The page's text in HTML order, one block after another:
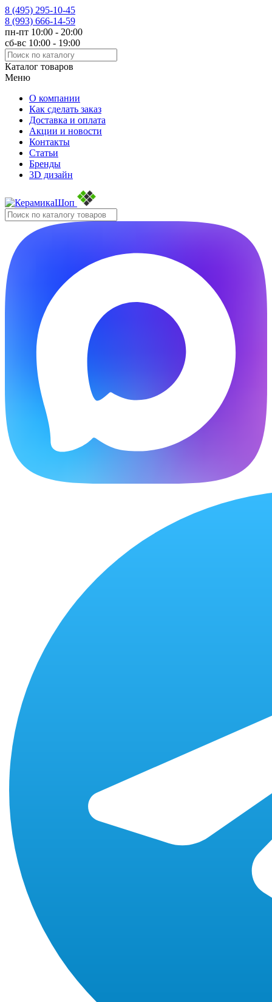
8 (495) 295-10-45
8 (993) 666-14-59
пн-пт 10:00 - 20:00
сб-вс 10:00 - 19:00
Каталог товаров
Меню
О компании
Как сделать заказ
Доставка и оплата
Акции и новости
Контакты
Статьи
Бренды
3D дизайн